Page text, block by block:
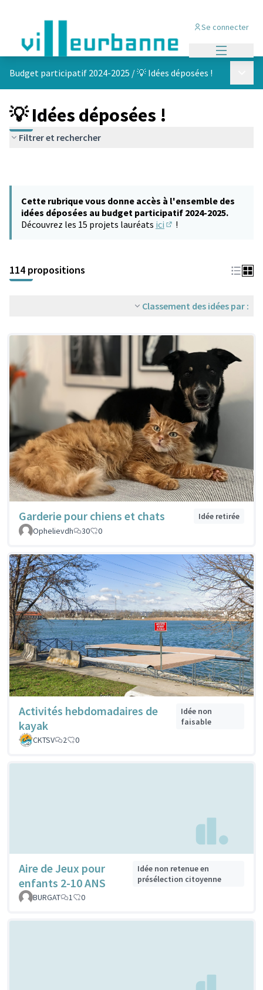
Se connecter
Budget participatif 2024-2025 /💡 Idées déposées !
💡 Idées déposées !
Filtrer et rechercher
Cette rubrique vous donne accès à l'ensemble des
idées déposées au budget participatif 2024-2025.
Découvrez les 15 projets lauréats ici !
114 propositions
Classement des idées par :
Garderie pour chiens et chats
Idée retirée
Ophelievdh
30 0
Activités hebdomadaires de
kayak
Idée non
faisable
CKTSV
2 0
Aire de Jeux pour
enfants 2-10 ANS
Idée non retenue en
présélection citoyenne
BURGAT
1 0